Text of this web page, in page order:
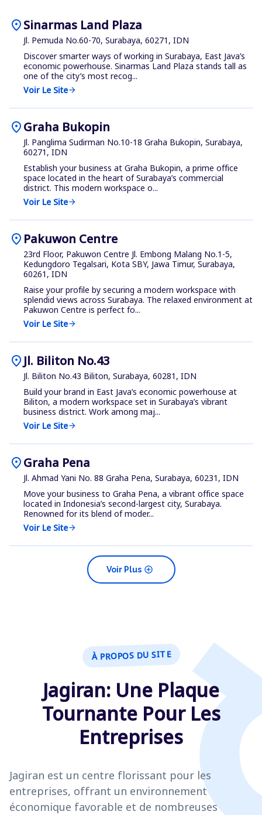
location_onSinarmas Land Plaza
Jl. Pemuda No.60-70, Surabaya, 60271, IDN
Discover smarter ways of working in Surabaya, East Java’s
economic powerhouse. Sinarmas Land Plaza stands tall as
one of the city’s most recog...
Voir Le Sitearrow_forward
location_onGraha Bukopin
Jl. Panglima Sudirman No.10-18 Graha Bukopin, Surabaya,
60271, IDN
Establish your business at Graha Bukopin, a prime office
space located in the heart of Surabaya’s commercial
district. This modern workspace o...
Voir Le Sitearrow_forward
location_on Pakuwon Centre
23rd Floor, Pakuwon Centre Jl. Embong Malang No.1-5,
Kedungdoro Tegalsari, Kota SBY, Jawa Timur, Surabaya,
60261, IDN
Raise your profile by securing a modern workspace with
splendid views across Surabaya. The relaxed environment at
Pakuwon Centre is perfect fo...
Voir Le Sitearrow_forward
location_on Jl. Biliton No.43
Jl. Biliton No.43 Biliton, Surabaya, 60281, IDN
Build your brand in East Java’s economic powerhouse at
Biliton, a modern workspace set in Surabaya’s vibrant
business district. Work among maj...
Voir Le Sitearrow_forward
location_onGraha Pena
Jl. Ahmad Yani No. 88 Graha Pena, Surabaya, 60231, IDN
Move your business to Graha Pena, a vibrant office space
located in Indonesia’s second-largest city, Surabaya.
Renowned for its blend of moder...
Voir Le Sitearrow_forward
add_circle
Voir Plus
À PROPOS DU SITE
Jagiran: Une Plaque
Tournante Pour Les
Entreprises
Jagiran est un centre florissant pour les
entreprises, offrant un environnement
économique favorable et de nombreuses